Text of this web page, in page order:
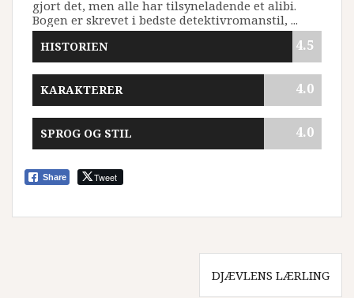
gjort det, men alle har tilsyneladende et alibi.
Bogen er skrevet i bedste detektivromanstil, ...
HISTORIEN 4.5
KARAKTERER 4.0
SPROG OG STIL 4.0
Share Tweet
DJÆVLENS LÆRLING